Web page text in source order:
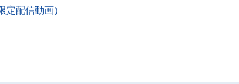
配信動画）